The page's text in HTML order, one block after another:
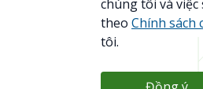
chúng tôi và
theo Chính sách
tôi.